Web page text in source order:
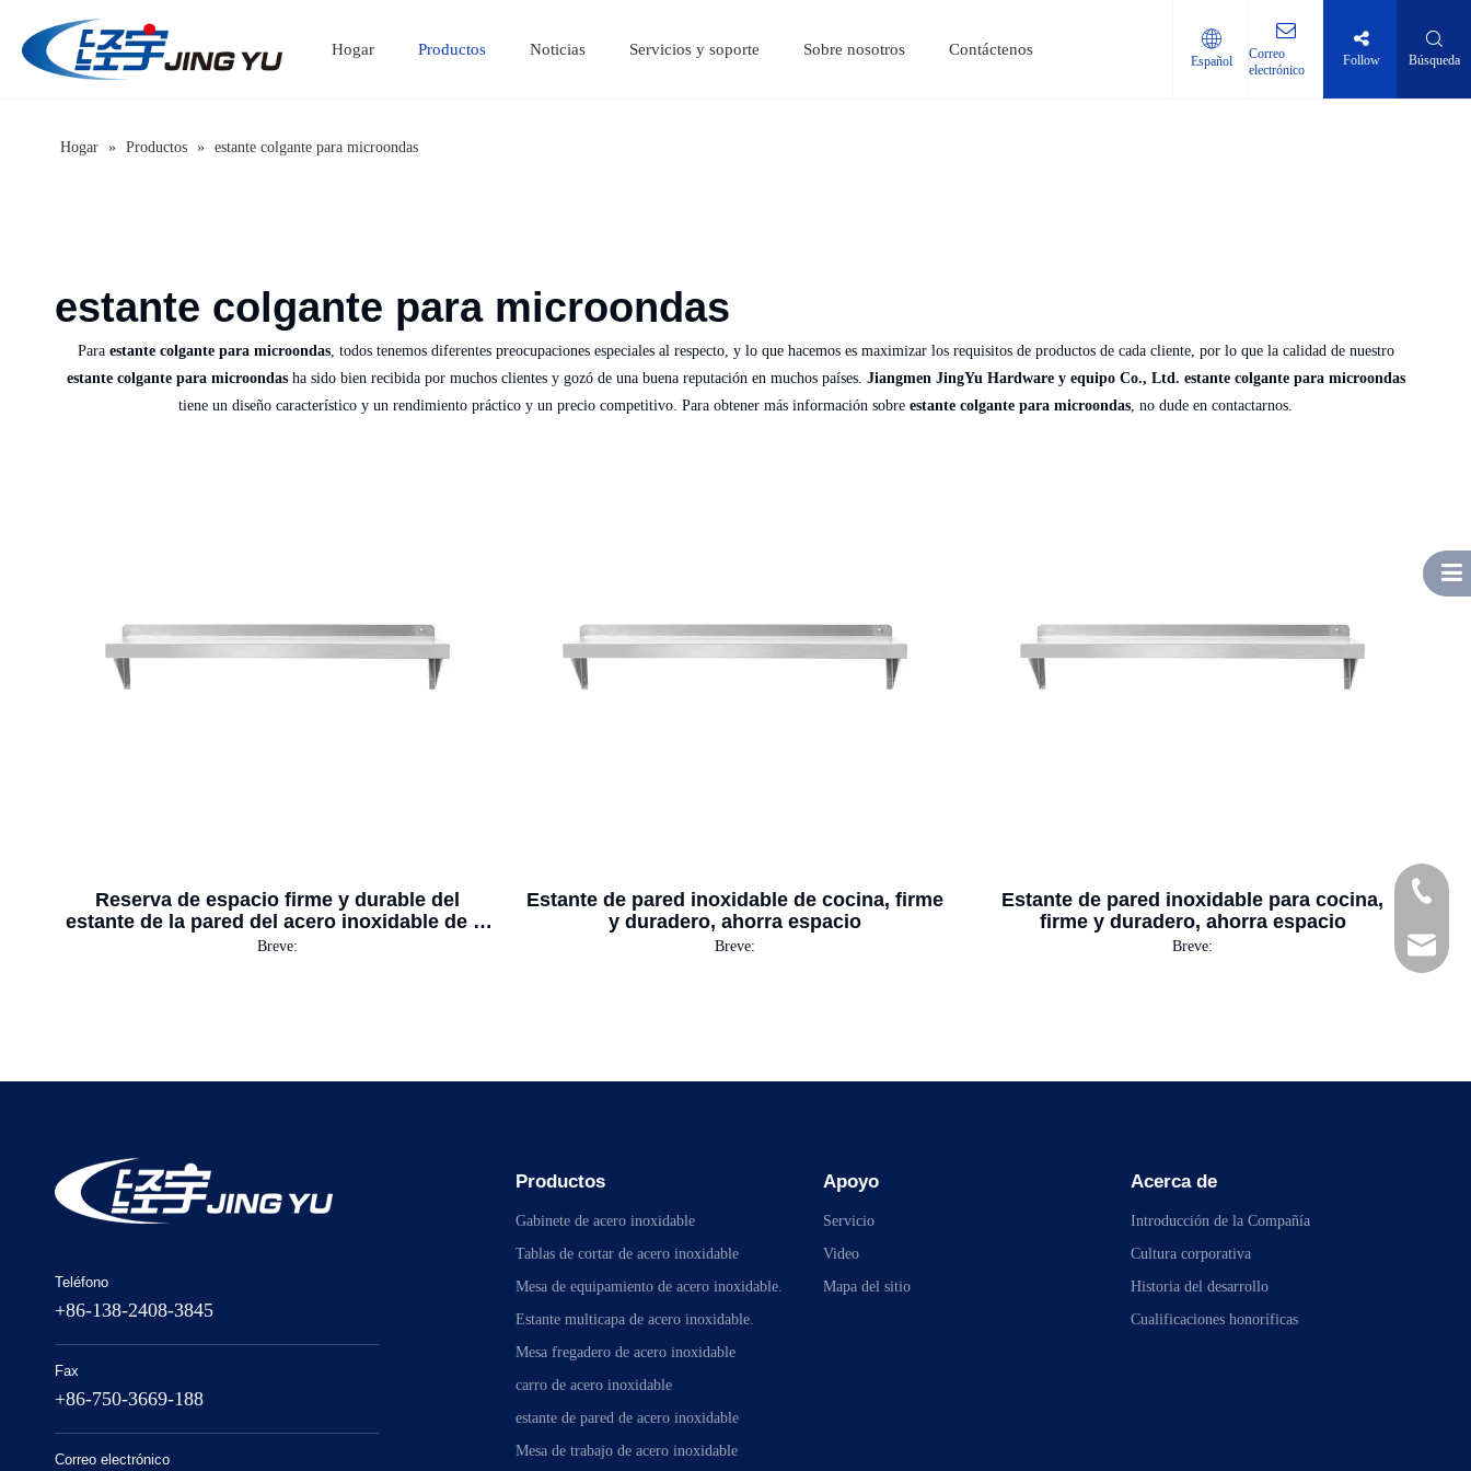
Hogar Productos Noticias Servicios y soporte Sobre nosotros Contáctenos
Español
Correo
electrónico
Follow Búsqueda
Hogar » Productos » estante colgante para microondas
estante colgante para microondas
Para estante colgante para microondas, todos tenemos diferentes preocupaciones especiales al respecto, y lo que hacemos es maximizar los requisitos de productos de cada cliente, por lo que la calidad de nuestro
estante colgante para microondasha sido bien recibida por muchos clientes y gozó de una buena reputación en muchos países. Jiangmen JingYu Hardware y equipo Co., Ltd. estante colgante para microondas
tiene un diseño característico y un rendimiento práctico y un precio competitivo. Para obtener más información sobre estante colgante para microondas, no dude en contactarnos.
Reserva de espacio firme y durable del
estante de la pared del acero inoxidable de la
cocina
Breve:
Estante de pared inoxidable de cocina, firme
y duradero, ahorra espacio
Breve:
Estante de pared inoxidable para cocina,
firme y duradero, ahorra espacio
Breve:
Teléfono
+86-138-2408-3845
Fax
+86-750-3669-188
Correo electrónico
Teléfono
Correo
Productos
Gabinete de acero inoxidable
Tablas de cortar de acero inoxidable
Mesa de equipamiento de acero inoxidable.
Estante multicapa de acero inoxidable.
Mesa fregadero de acero inoxidable
carro de acero inoxidable
estante de pared de acero inoxidable
Mesa de trabajo de acero inoxidable
Apoyo
Servicio
Video
Mapa del sitio
Acerca de
Introducción de la Compañía
Cultura corporativa
Historia del desarrollo
Cualificaciones honoríficas